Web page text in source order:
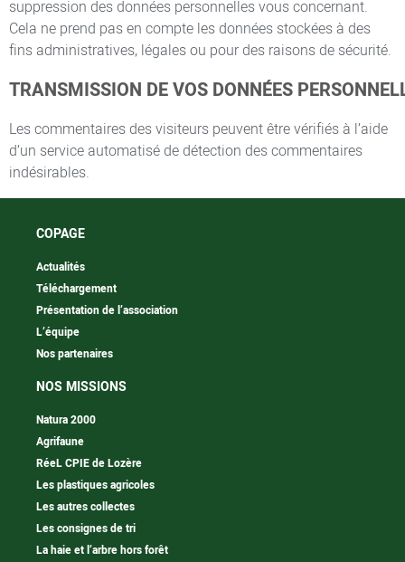
suppression des données personnelles vous concernant.
Cela ne prend pas en compte les données stockées à des
fins administratives, légales ou pour des raisons de sécurité.
TRANSMISSION DE VOS DONNÉES
Les commentaires des visiteurs peuvent être vérifiés à l’aide
d’un service automatisé de détection des commentaires
indésirables.
COPAGE
Actualités
Téléchargement
Présentation de l’association
L’équipe
Nos partenaires
NOS MISSIONS
Natura 2000
Agrifaune
RéeL CPIE de Lozère
Les plastiques agricoles
Les autres collectes
Les consignes de tri
La haie et l’arbre hors forêt